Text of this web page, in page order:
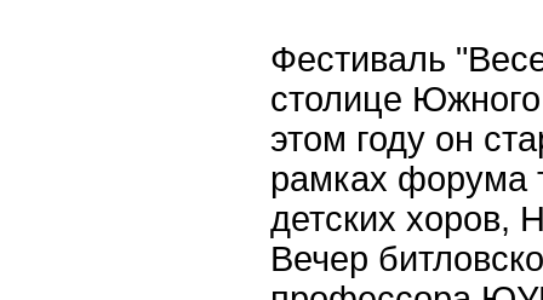
Фестиваль
столице
этом году он
рамках форума
детских хоров,
Вечер